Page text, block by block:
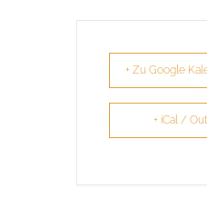
+ Zu Google
+ iCal /